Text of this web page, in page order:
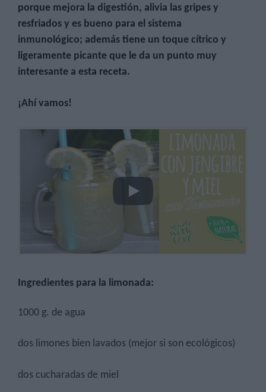
porque mejora la digestión, alivia las gripes y
resfriados y es bueno para el sistema
inmunológico; además tiene un toque cítrico y
ligeramente picante que le da un punto muy
interesante a esta receta.
¡Ahí vamos!
Ingredientes para la limonada:
1000 g. de agua
dos limones bien lavados (mejor si son ecológicos)
dos cucharadas de miel